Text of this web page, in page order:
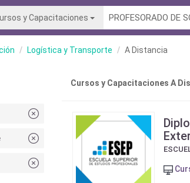
y Capacitaciones
Logística y Transporte A Distancia
Cursos y Capacitaciones A